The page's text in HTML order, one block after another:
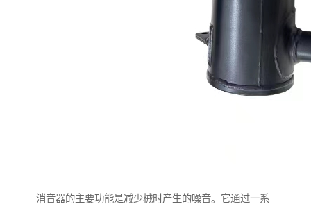
消音器的主要功能是减少械时产生的噪音。它通过一系